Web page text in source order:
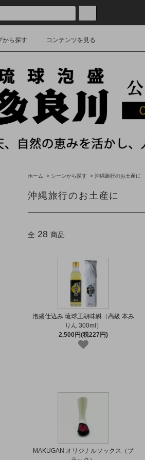
から探す コンテンツを見る
ホーム > シーンから探す > 沖縄旅行のお土産に
沖縄旅行のお土産に
全 28 商品
泡盛仕込み 琉球王朝味醂（高級 本み
りん 300ml）
2,500円(税227円)
MAKUGAN オリジナルソックス（ブ